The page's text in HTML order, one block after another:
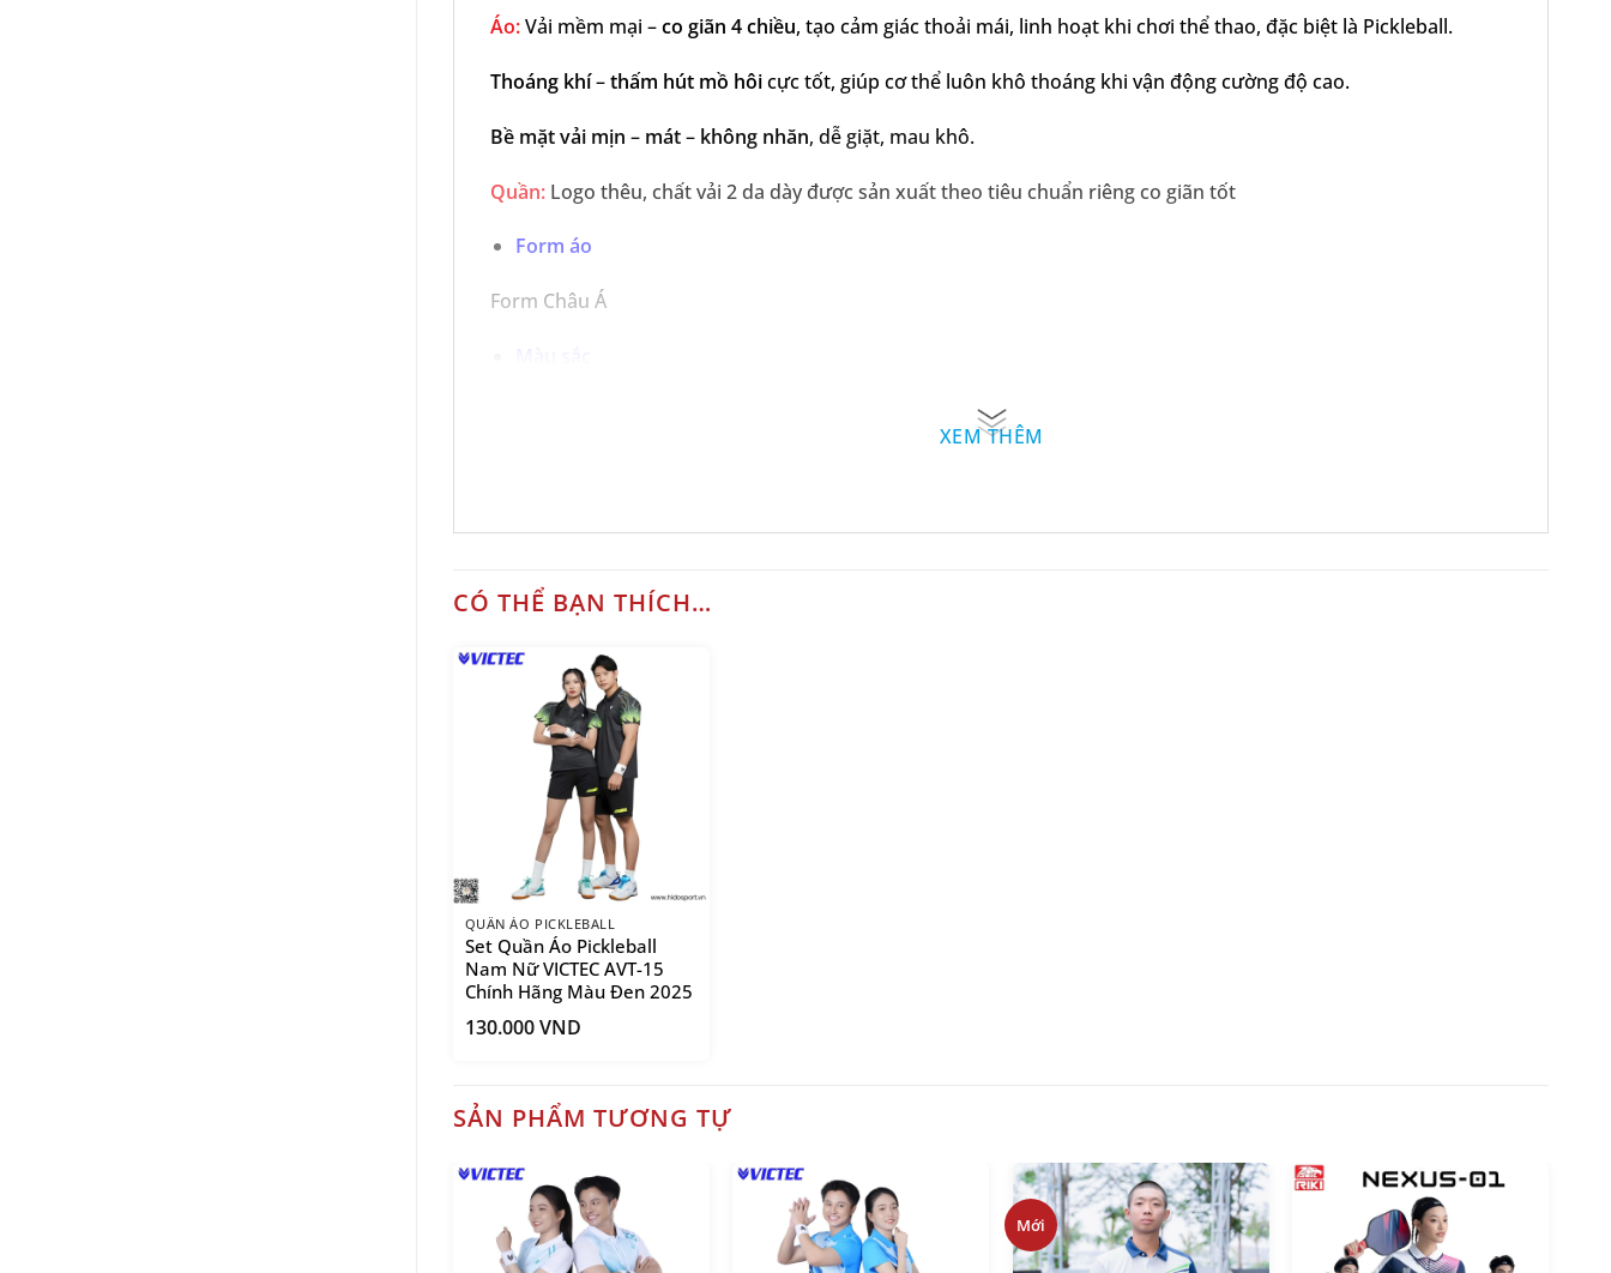
Áo:Vải mềm mại –co giãn 4 chiều, tạo cảm giác thoải mái, linh hoạt khi chơi thể thao, đặc biệt là Pickleball.
Thoáng khí–thấm hút mồ hôicực tốt, giúp cơ thể luôn khô thoáng khi vận động cường độ cao.
Bề mặt vải mịn – mát– không nhăn, dễ giặt, mau khô.
Quần: Logo thêu, chất vải 2 da dày được sản xuất theo tiêu chuẩn riêng co giãn tốt
Form áo
Form Châu Á
XEM THÊM
CÓ THỂ BẠN THÍCH…
QUẦN ÁO PICKLEBALL
Set Quần Áo Pickleball
Nam Nữ VICTEC AVT-15
Chính Hãng Màu Đen 2025
130.000VND
SẢN PHẨM TƯƠNG TỰ
Mới